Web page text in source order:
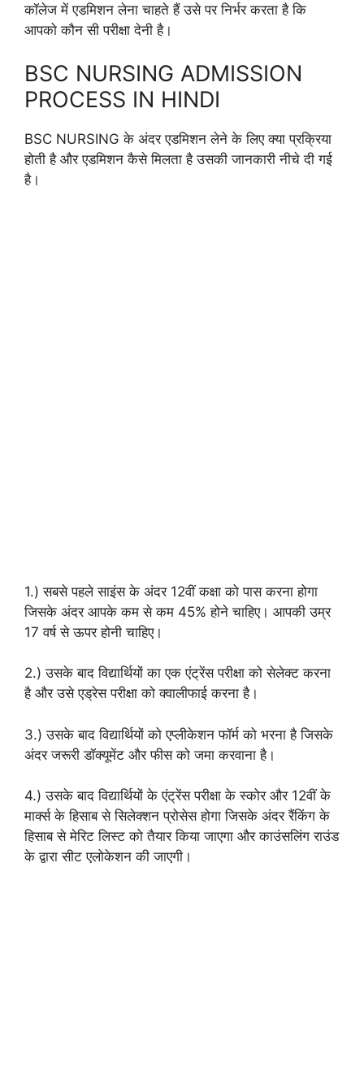
कॉलेज में एडमिशन लेना चाहते हैं उसे पर निर्भर करता है कि
आपको कौन सी परीक्षा देनी है।
BSC NURSING ADMISSION
PROCESS IN HINDI
BSC NURSING के अंदर एडमिशन लेने के लिए क्या प्रक्रिया
होती है और एडमिशन कैसे मिलता है उसकी जानकारी नीचे दी गई
है।
1.) सबसे पहले साइंस के अंदर 12वीं कक्षा को पास करना होगा
जिसके अंदर आपके कम से कम 45% होने चाहिए। आपकी उम्र
17 वर्ष से ऊपर होनी चाहिए।
2.) उसके बाद विद्यार्थियों का एक एंट्रेंस परीक्षा को सेलेक्ट करना
है और उसे एड्रेस परीक्षा को क्वालीफाई करना है।
3.) उसके बाद विद्यार्थियों को एप्लीकेशन फॉर्म को भरना है जिसके
अंदर जरूरी डॉक्यूमेंट और फीस को जमा करवाना है।
4.) उसके बाद विद्यार्थियों के एंट्रेंस परीक्षा के स्कोर और 12वीं के
मार्क्स के हिसाब से सिलेक्शन प्रोसेस होगा जिसके अंदर रैंकिंग के
हिसाब से मेरिट लिस्ट को तैयार किया जाएगा और काउंसलिंग राउंड
के द्वारा सीट एलोकेशन की जाएगी।